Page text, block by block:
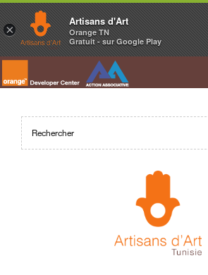
×
Artisans d'Art
Orange TN
Gratuit - sur Google Play